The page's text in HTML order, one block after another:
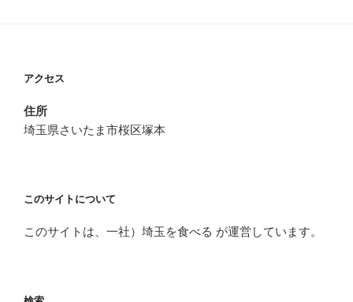
アクセス
住所
埼玉県さいたま市桜区塚本
このサイトについて
このサイトは、一社）埼玉を食べる が運営しています。